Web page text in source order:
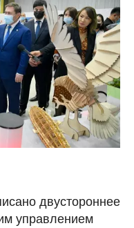
двустороннее
управлением